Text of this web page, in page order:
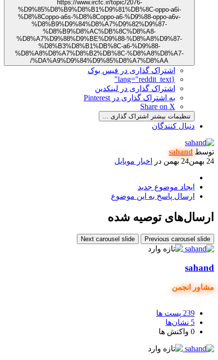
https://www.ircfc.ir/topic/2076-
%D9%85%D8%B9%D8%B1%D9%81%DB%8C-oppo-a6i-
%D8%8Coppo-a6s-%D8%8Coppo-a6-%D9%88-oppo-a6v-
%D8%B9%D9%84%D8%A7%D9%82%D9%87-
%D8%B9%D8%AC%DB%8C%D8%A8-
%D8%A7%D9%88%D9%BE%D9%88-%D8%A8%D9%87-
%D8%B3%D8%B1%DB%8C-a6-%D9%88-
%D8%A8%D8%A7%D8%B2%DB%8C-%D8%A8%D8%A7-
%DA%A9%D9%84%D9%85%D8%A7%D8%AA/
اشتراک گذاری در فیس بوک
اشتراک گذاری در لینکدین
به اشتراک گذاری در Pinterest
Share on X
تنظیمات بیشتر اشتراک گذاری ...
کنندگان
sahand
24 بهمن
دراخبار موبایل
موضوع جدید
پاسخ به این موضوع
توصیه شده
Previous
Next carousel slide
پست ها
نشان‌ها
واکنش ها